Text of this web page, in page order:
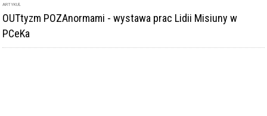
ARTYKUŁ
OUTtyzm POZAnormami - wystawa prac Lidii Misiuny w
PCeKa